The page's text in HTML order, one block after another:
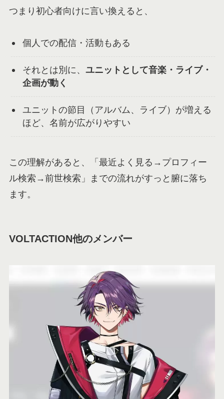
つまり初心者向けに言い換えると、
個人での配信・活動もある
それとは別に、 ユニットとして音楽・ライブ・
企画が動く
ユニットの節目（アルバム、ライブ）が増える
ほど、名前が広がりやすい
この理解があると、「最近よく見る→プロフィー
ル検索→前世検索」までの流れがすっと腑に落ち
ます。
VOLTACTION他のメンバー